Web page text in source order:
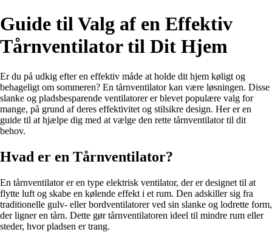
Guide til Valg af en Effektiv
Tårnventilator til Dit Hjem
Er du på udkig efter en effektiv måde at holde dit hjem køligt og
behageligt om sommeren? En tårnventilator kan være løsningen. Disse
slanke og pladsbesparende ventilatorer er blevet populære valg for
mange, på grund af deres effektivitet og stilsikre design. Her er en
guide til at hjælpe dig med at vælge den rette tårnventilator til dit
behov.
Hvad er en Tårnventilator?
En tårnventilator er en type elektrisk ventilator, der er designet til at
flytte luft og skabe en kølende effekt i et rum. Den adskiller sig fra
traditionelle gulv- eller bordventilatorer ved sin slanke og lodrette form,
der ligner en tårn. Dette gør tårnventilatoren ideel til mindre rum eller
steder, hvor pladsen er trang.